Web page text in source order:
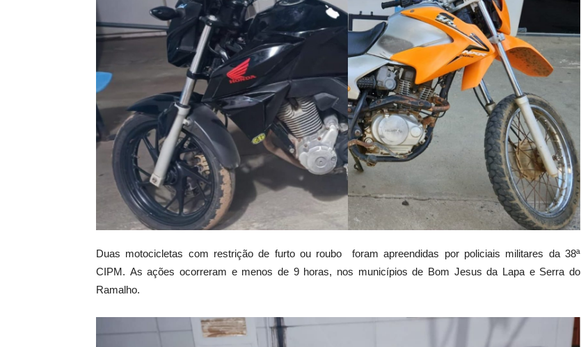
Duas motocicletas com restrição de furto ou roubo foram apreendidas por policiais militares da 38ª
CIPM. As ações ocorreram e menos de 9 horas, nos municípios de Bom Jesus da Lapa e Serra do
Ramalho.